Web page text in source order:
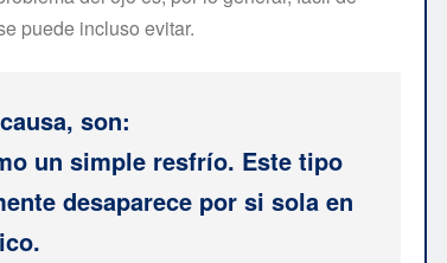
puede incluso evitar.
son:
un simple resfrío. Este tipo
desaparece por si sola en